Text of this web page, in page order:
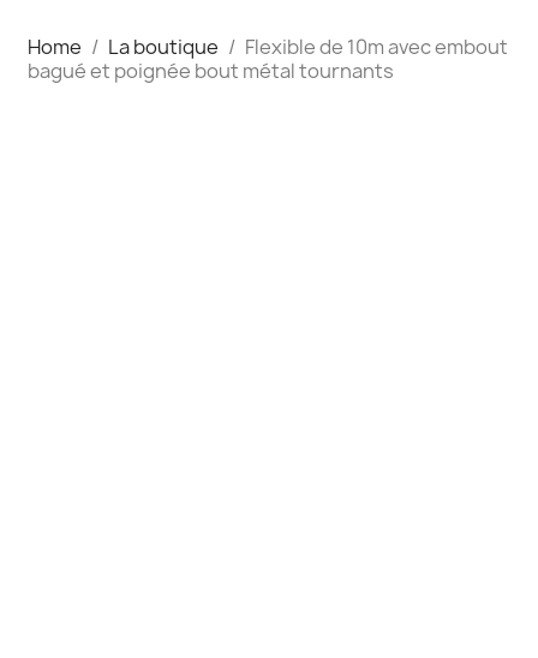
Home La boutique
Flexible de 10m avec embout
bagué et poignée bout métal tournants